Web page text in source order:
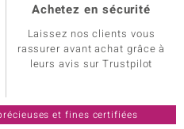
Achetez en sécurité
Laissez nos clients vous
rassurer avant achat grâce à
leurs avis sur Trustpilot
et fines certifiées